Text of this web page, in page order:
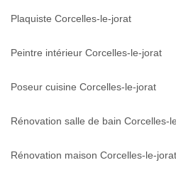
Plaquiste Corcelles-le-jorat
Peintre intérieur Corcelles-le-jorat
Poseur cuisine Corcelles-le-jorat
Rénovation salle de bain Corcelles-
Rénovation maison Corcelles-le-jorat